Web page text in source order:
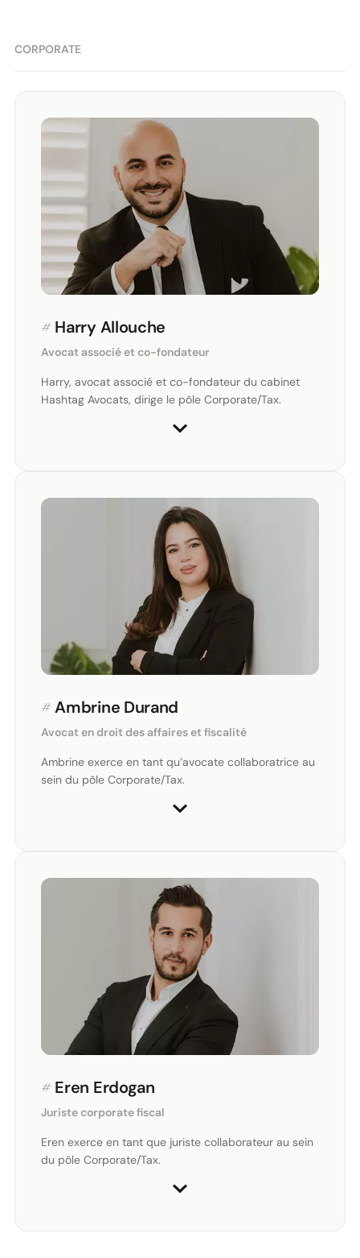
CORPORATE
#Harry Allouche
Avocat associé et co-fondateur
Harry, avocat associé et co-fondateur du cabinet
Hashtag Avocats, dirige le pôle Corporate/Tax.
#Ambrine Durand
Avocat en droit des affaires et fiscalité
Ambrine exerce en tant qu’avocate collaboratrice au
sein du pôle Corporate/Tax.
#Eren Erdogan
Juriste corporate fiscal
Eren exerce en tant que juriste collaborateur au sein
du pôle Corporate/Tax.